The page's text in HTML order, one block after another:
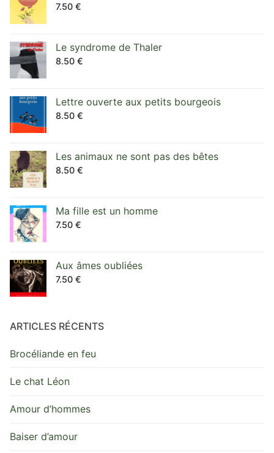
7.50 €
Le syndrome de Thaler
8.50 €
Lettre ouverte aux petits bourgeois
8.50 €
Les animaux ne sont pas des bêtes
8.50 €
Ma fille est un homme
7.50 €
Aux âmes oubliées
7.50 €
ARTICLES RÉCENTS
Brocéliande en feu
Le chat Léon
Amour d’hommes
Baiser d’amour